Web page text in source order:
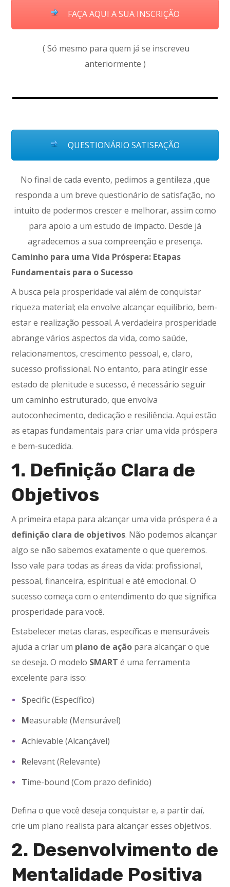
FAÇA AQUI A SUA INSCRIÇÃO
( Só mesmo para quem já se inscreveu
anteriormente )
QUESTIONÁRIO SATISFAÇÃO
No final de cada evento, pedimos a gentileza ,que
responda a um breve questionário de satisfação, no
intuito de podermos crescer e melhorar, assim como
para apoio a um estudo de impacto. Desde já
agradecemos a sua compreenção e presença.
Caminho para uma Vida Próspera: Etapas
Fundamentais para o Sucesso
A busca pela prosperidade vai além de conquistar
riqueza material; ela envolve alcançar equilíbrio, bem-
estar e realização pessoal. A verdadeira prosperidade
abrange vários aspectos da vida, como saúde,
relacionamentos, crescimento pessoal, e, claro,
sucesso profissional. No entanto, para atingir esse
estado de plenitude e sucesso, é necessário seguir
um caminho estruturado, que envolva
autoconhecimento, dedicação e resiliência. Aqui estão
as etapas fundamentais para criar uma vida próspera
e bem-sucedida.
1. Definição Clara de
Objetivos
A primeira etapa para alcançar uma vida próspera é a
definição clara de objetivos. Não podemos alcançar
algo se não sabemos exatamente o que queremos.
Isso vale para todas as áreas da vida: profissional,
pessoal, financeira, espiritual e até emocional. O
sucesso começa com o entendimento do que significa
prosperidade para você.
Estabelecer metas claras, específicas e mensuráveis
ajuda a criar um plano de ação para alcançar o que
se deseja. O modelo SMART é uma ferramenta
excelente para isso:
Specific (Específico)
Measurable (Mensurável)
Achievable (Alcançável)
Relevant (Relevante)
Time-bound (Com prazo definido)
Defina o que você deseja conquistar e, a partir daí,
crie um plano realista para alcançar esses objetivos.
2. Desenvolvimento de
Mentalidade Positiva